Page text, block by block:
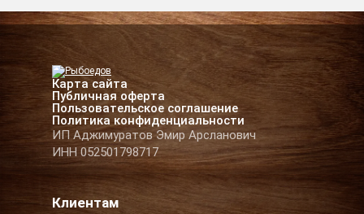
Карта сайта
Публичная оферта
Пользовательское соглашение
Политика конфиденциальности
ИП Аджимуратов Эмир Арсланович
ИНН 052501798717
Клиентам